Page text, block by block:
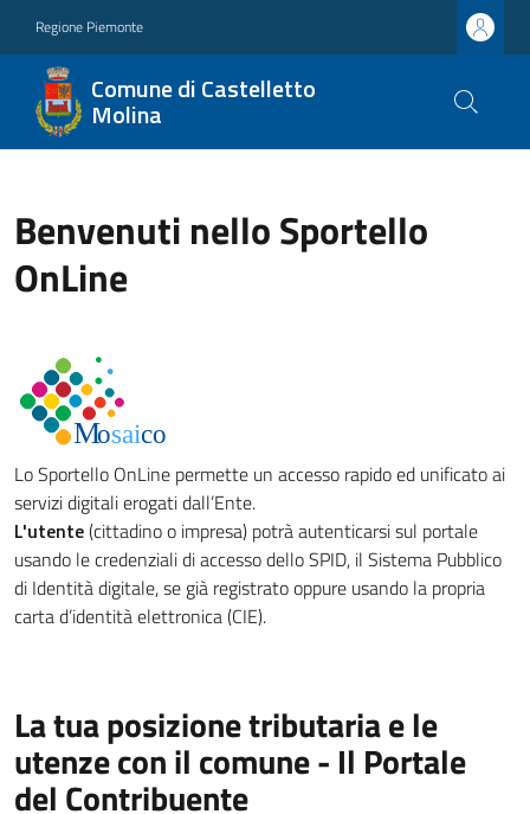
Regione Piemonte
Comune di Castelletto
Molina
Benvenuti nello Sportello
OnLine
Lo Sportello OnLine permette un accesso rapido ed unificato ai
servizi digitali erogati dall’Ente.
L'utente(cittadino o impresa) potrà autenticarsi sul portale
usando le credenziali di accesso dello SPID, il Sistema Pubblico
di Identità digitale, se già registrato oppure usando la propria
carta d’identità elettronica (CIE).
La tua posizione tributaria e le
utenze con il comune - Il Portale
del Contribuente